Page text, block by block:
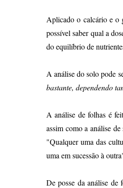
Aplicado o calcário e o
possível saber qual a
do equilíbrio de
A análise do solo pode
bastante, dependendo
A análise de folhas é
assim como a análise
"Qualquer uma das
uma em sucessão à
De posse da análise de